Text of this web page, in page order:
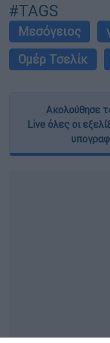
#TAGS
Μεσόγειος
Ομέρ Τσελίκ
Ακολούθησε
Live όλες οι